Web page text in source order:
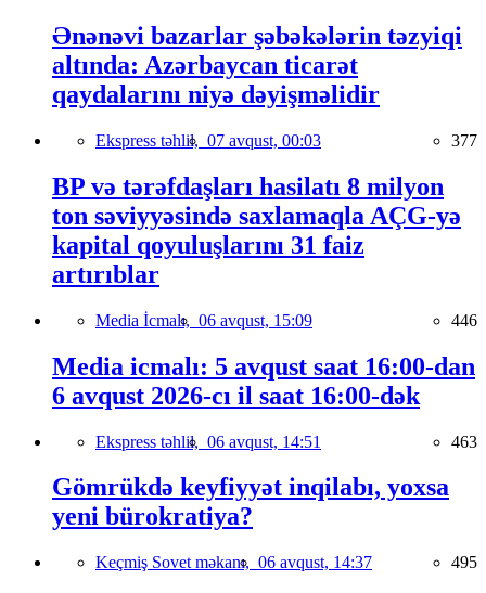
Ənənəvi bazarlar şəbəkələrin təzyiqi
altında: Azərbaycan ticarət
qaydalarını niyə dəyişməlidir
Ekspress təhlil, 07 avqust, 00:03 377
BP və tərəfdaşları hasilatı 8 milyon
ton səviyyəsində saxlamaqla AÇG-yə
kapital qoyuluşlarını 31 faiz
artırıblar
Media İcmalı, 06 avqust, 15:09 446
Media icmalı: 5 avqust saat 16:00-dan
6 avqust 2026-cı il saat 16:00-dək
Ekspress təhlil, 06 avqust, 14:51 463
Gömrükdə keyfiyyət inqilabı, yoxsa
yeni bürokratiya?
Keçmiş Sovet məkanı, 06 avqust, 14:37 495